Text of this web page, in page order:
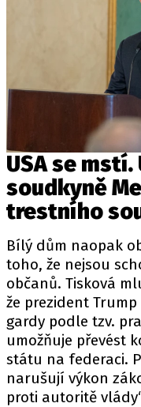
USA se
soudkyně
trestního
Bílý dům naopak
toho, že nejsou
občanů. Tisková
že prezident
gardy podle tzv.
umožňuje převést
státu na federaci.
narušují výkon
proti autoritě